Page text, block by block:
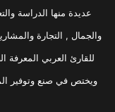
عديدة منها الدراسة
والجمال , التجارة
للقارئ العربي
ويختص في صنع وتوفير